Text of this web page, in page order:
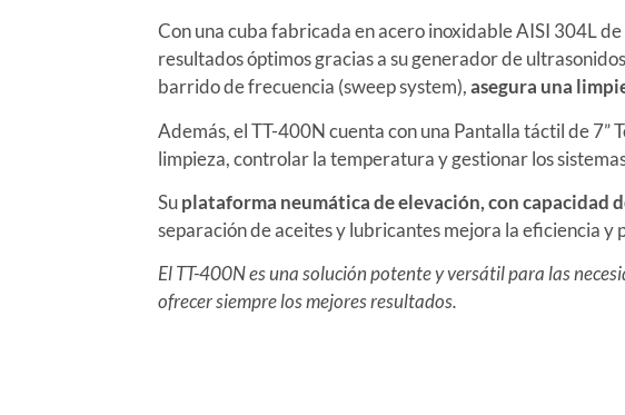
Con una cuba fabricada en acero inoxidable AISI 304L de
resultados óptimos gracias a su generador de
barrido de frecuencia (sweep system),asegura una
Además, el TT-400N cuenta con una Pantalla táctil de
limpieza, controlar la temperatura y gestionar los
Suplataforma neumática de elevación, con capacidad
separación de aceites y lubricantes mejora la eficiencia y
El TT-400N es una solución potente y versátil para las
ofrecer siempre los mejores resultados.